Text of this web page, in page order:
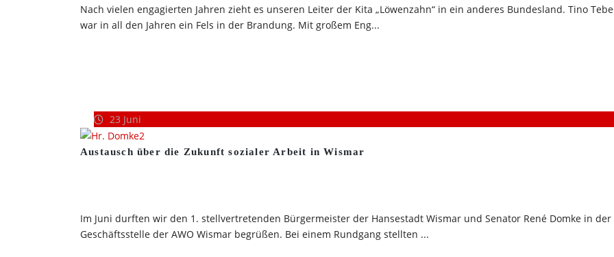
Nach vielen engagierten Jahren zieht es unseren Leiter der Kita „Löwenzahn“ in ein anderes Bundesland. Tino
war in all den Jahren ein Fels in der Brandung. Mit großem Eng...
23 Juni
Austausch über die Zukunft sozialer Arbeit in Wismar
Im Juni durften wir den 1. stellvertretenden Bürgermeister der Hansestadt Wismar und Senator René Domke in der
Geschäftsstelle der AWO Wismar begrüßen. Bei einem Rundgang stellten ...